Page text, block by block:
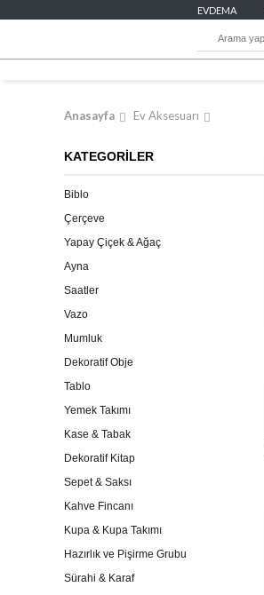
EVDEMA
Ev Aksesuarı
Anasayfa
KATEGORİLER
Biblo
Çerçeve
Yapay Çiçek & Ağaç
Ayna
Saatler
Vazo
Mumluk
Dekoratif Obje
Tablo
Yemek Takımı
Kase & Tabak
Dekoratif Kitap
Sepet & Saksı
Kahve Fincanı
Kupa & Kupa Takımı
Hazırlık ve Pişirme Grubu
Sürahi & Karaf